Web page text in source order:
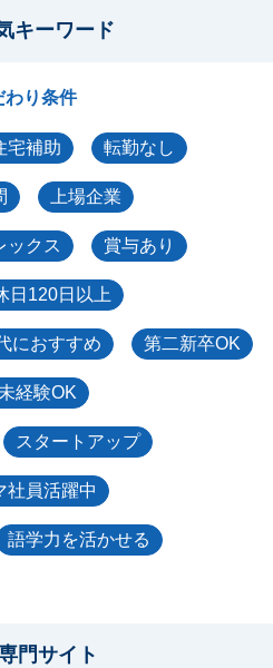
キーワード
わり条件
宅補助 転勤なし
上場企業
ックス 賞与あり
日120日以上
におすすめ 第二新卒OK
経験OK
スタートアップ
社員活躍中
語学力を活かせる
門サイト